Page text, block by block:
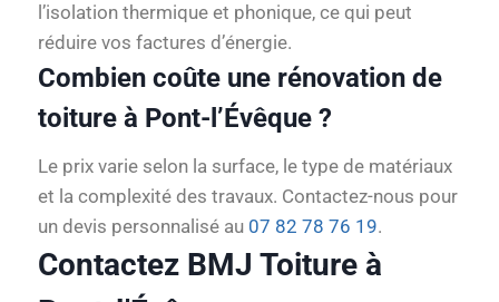
l’isolation thermique et phonique, ce qui peut
réduire vos factures d’énergie.
Combien coûte une rénovation de
toiture à Pont-l’Évêque ?
Le prix varie selon la surface, le type de matériaux
et la complexité des travaux. Contactez-nous pour
un devis personnalisé au 07 82 78 76 19.
Contactez BMJ Toiture à